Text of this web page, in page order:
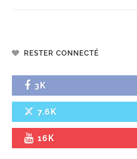
RESTER CONNECTÉ
3K
7.6K
16K